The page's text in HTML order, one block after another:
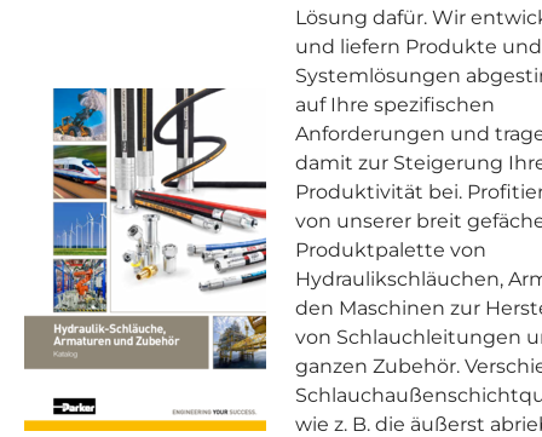
Lösung dafür. Wir
und liefern Produkte und
Systemlösungen
auf Ihre spezifischen
Anforderungen und
damit zur Steigerung
Produktivität bei.
von unserer breit
Produktpalette von
Hydraulikschläuchen,
den Maschinen zur
von Schlauchleitungen
ganzen Zubehör.
wie z. B. die äußerst